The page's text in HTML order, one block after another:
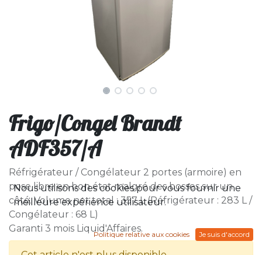
Frigo/Congel Brandt
ADF357/A
Réfrigérateur / Congélateur 2 portes (armoire) en
pose libre en bon état malgré des bosses sur un
côté. Volume net total : 357 L (Réfrigérateur : 283 L /
Congélateur : 68 L)
Garanti 3 mois Liquid'Affaires.
Nous utilisons des cookies pour vous fournir une
meilleure expérience utilisateur.
Politique relative aux cookies Je suis d'accord